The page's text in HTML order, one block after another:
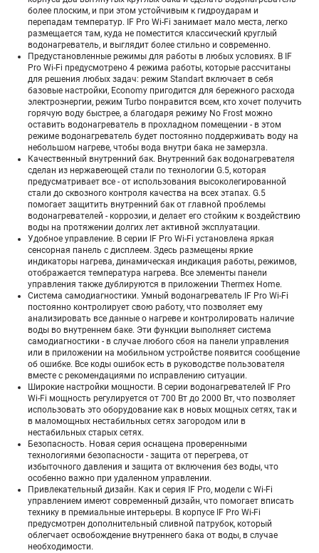
более плоским, и при этом устойчивым к гидроударам и
перепадам температур. IF Pro Wi-Fi занимает мало места, легко
размещается там, куда не поместится классический круглый
водонагреватель, и выглядит более стильно и современно.
Предустановленные режимы для работы в любых условиях. В IF
Pro Wi-Fi предусмотрено 4 режима работы, которые рассчитаны
для решения любых задач: режим Standart включает в себя
базовые настройки, Economy пригодится для бережного расхода
электроэнергии, режим Turbo понравится всем, кто хочет получить
горячую воду быстрее, а благодаря режиму No Frost можно
оставить водонагреватель в прохладном помещении - в этом
режиме водонагреватель будет постоянно поддерживать воду на
небольшом нагреве, чтобы вода внутри бака не замерзла.
Качественный внутренний бак. Внутренний бак водонагревателя
сделан из нержавеющей стали по технологии G.5, которая
предусматривает все - от использования высоколегированной
стали до сквозного контроля качества на всех этапах. G.5
помогает защитить внутренний бак от главной проблемы
водонагревателей - коррозии, и делает его стойким к воздействию
воды на протяжении долгих лет активной эксплуатации.
Удобное управление. В серии IF Pro Wi-Fi установлена яркая
сенсорная панель с дисплеем. Здесь размещены яркие
индикаторы нагрева, динамическая индикация работы, режимов,
отображается температура нагрева. Все элементы панели
управления также дублируются в приложении Thermex Home.
Система самодиагностики. Умный водонагреватель IF Pro Wi-Fi
постоянно контролирует свою работу, что позволяет ему
анализировать все данные о нагреве и контролировать наличие
воды во внутреннем баке. Эти функции выполняет система
самодиагностики - в случае любого сбоя на панели управления
или в приложении на мобильном устройстве появится сообщение
об ошибке. Все коды ошибок есть в руководстве пользователя
вместе с рекомендациями по исправлению ситуации.
Широкие настройки мощности. В серии водонагревателей IF Pro
Wi-Fi мощность регулируется от 700 Вт до 2000 Вт, что позволяет
использовать это оборудование как в новых мощных сетях, так и
в маломощных нестабильных сетях загородом или в
нестабильных старых сетях.
Безопасность. Новая серия оснащена проверенными
технологиями безопасности - защита от перегрева, от
избыточного давления и защита от включения без воды, что
особенно важно при удаленном управлении.
Привлекательный дизайн. Как и серия IF Pro, модели с Wi-Fi
управлением имеют современный дизайн, что помогает вписать
технику в премиальные интерьеры. В корпусе IF Pro Wi-Fi
предусмотрен дополнительный сливной патрубок, который
облегчает освобождение внутреннего бака от воды, в случае
необходимости.